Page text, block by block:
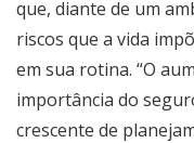
que, diante de um
riscos que a vida
em sua rotina. “O
importância do
crescente de